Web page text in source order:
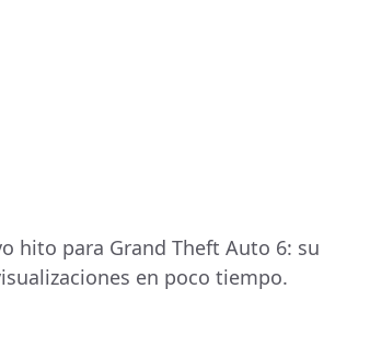
hito para Grand Theft Auto 6: su
en poco tiempo.